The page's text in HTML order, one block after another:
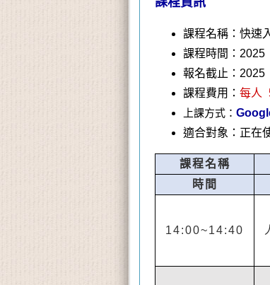
課程名稱：快速
課程時間：
報名截止：
課程費用： 每人
上課方式：
適合對象：正在
課程名稱
時間
14:00~14:40